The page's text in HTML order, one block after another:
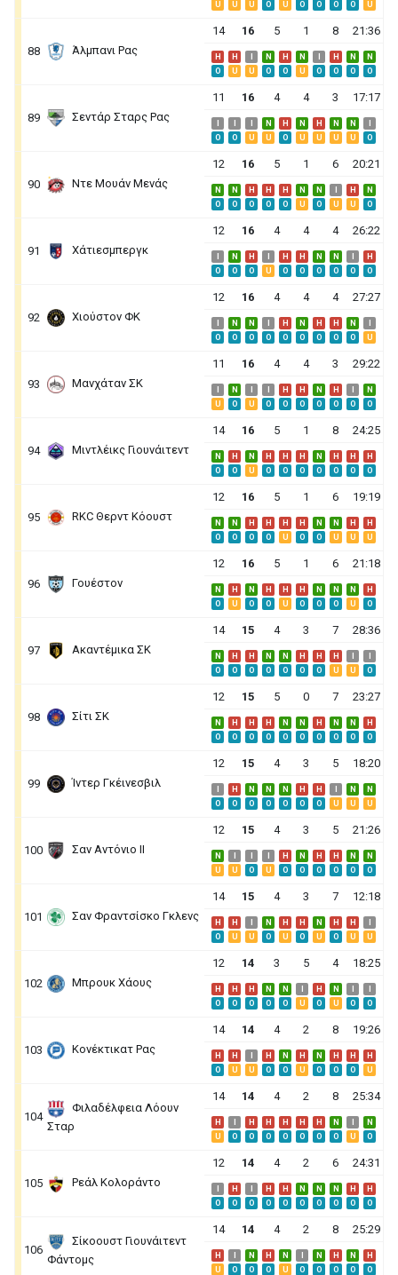
U U U O U O O O O U
88 Άλμπανι Ρας
14 16 5 1 8 21:36
H H N H N H N
N
O
U U O O U O O O O
89 Σεντάρ Σταρς Ρας
11 16 4 4 3 17:17
N H N H N N
O
O U U O U U U U O
90 Ντε Μουάν Μενάς
12 16 5 1 6 20:21
N N H H H N N H
N
O
O O O O U O U U O
91 Χάτιεσμπεργκ
12 16 4 4 4 26:22
N H H H N N
H
O
O O U O O O O O O
92 Χιούστον ΦΚ
12 16 4 4 4 27:27
N N H N H H N
O
O O O O O O O O U
93 Μανχάταν ΣΚ
11 16 4 4 3 29:22
N H H N H
N
U
O U O O O O O O O
94 Μιντλέικς Γιουνάιτεντ
14 16 5 1 8 24:25
N H N H H H N H H
H
O
O U O O O O O O O
95 RKC Θερντ Κόουστ
12 16 5 1 6 19:19
N N H H H H N N H
H
O
O O O U O O U U U
96 Γουέστον
12 16 5 1 6 21:18
N H N H H H N N N
H
O
U O O U O O O U O
97 Ακαντέμικα ΣΚ
14 15 4 3 7 28:36
N H H N N H H H
O
O O O O O O U U O
98 Σίτι ΣΚ
12 15 5 0 7 23:27
N H H H N N H N N
H
O
O O O O O O O O O
99 Ίντερ Γκέινεσβιλ
12 15 4 3 5 18:20
H N N N H H N
N
O
O O O O O O U U U
100 Σαν Αντόνιο ΙΙ
12 15 4 3 5 21:26
N H N H H N
N
U
U O U O O O O O O
101 Σαν Φραντσίσκο Γκλενς
14 15 4 3 7 12:18
H H N H H N H H
O
U U O U O U O U U
102 Μπρουκ Χάους
12 14 3 5 4 18:25
H H H N N H N
O
O O O O U O U O O
103 Κονέκτικατ Ρας
14 14 4 2 8 19:26
H H H N H N H H
H
O
U U O O U O O O U
104
Φιλαδέλφεια Λόουν
Σταρ
14 14 4 2 8 25:34
H H H H H H N
N
U
O O O O O O O U O
105 Ρεάλ Κολοράντο
12 14 4 2 6 24:31
H H H N N N H
H
O
O O O O O O O O O
106
Σίκοουστ Γιουνάιτεντ
Φάντομς
14 14 4 2 8 25:29
H N H N N H N
H
U
O O O U O O O O O